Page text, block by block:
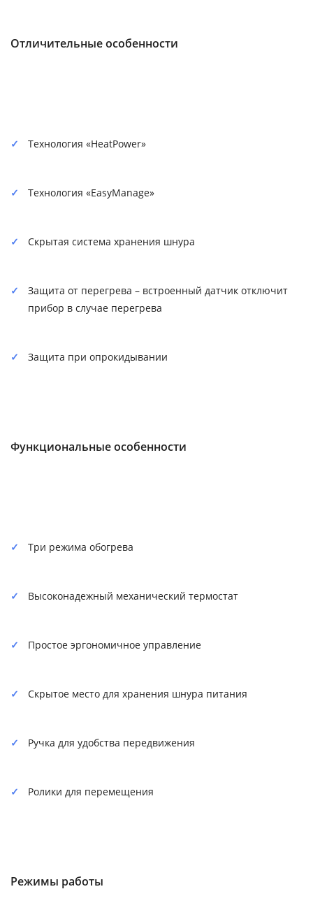
Отличительные особенности
Технология «HeatPower»
Технология «EasyManage»
Скрытая система хранения шнура
Защита от перегрева – встроенный датчик отключит
прибор в случае перегрева
Защита при опрокидывании
Функциональные особенности
Три режима обогрева
Высоконадежный механический термостат
Простое эргономичное управление
Скрытое место для хранения шнура питания
Ручка для удобства передвижения
Ролики для перемещения
Режимы работы